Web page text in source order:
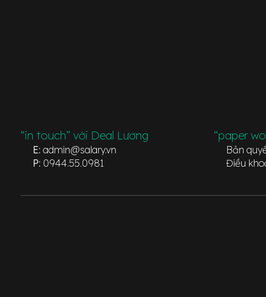
“in touch” với Deal Lương
E: admin@salary.vn
P: 0944.55.0981
“paper
Bản
Điều